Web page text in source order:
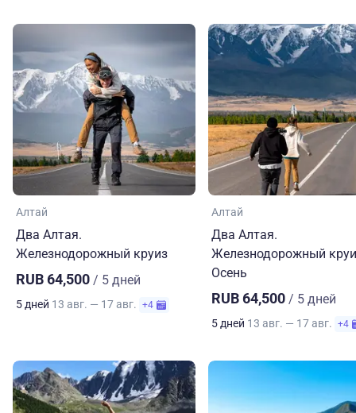
Алтай
Два Алтая.
Железнодорожный круиз
RUB 64,500 / 5 дней
5 дней 13 авг. — 17 авг. +4
Алтай
Два Алтая.
Железнодорожный
Осень
RUB 64,500 / 5 дней
5 дней 13 авг. — 17 авг. +4